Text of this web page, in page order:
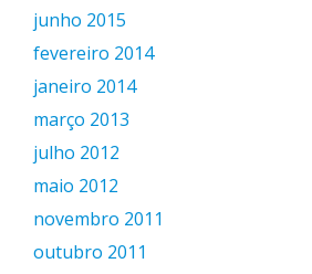
junho 2015
fevereiro 2014
janeiro 2014
março 2013
julho 2012
maio 2012
novembro 2011
outubro 2011